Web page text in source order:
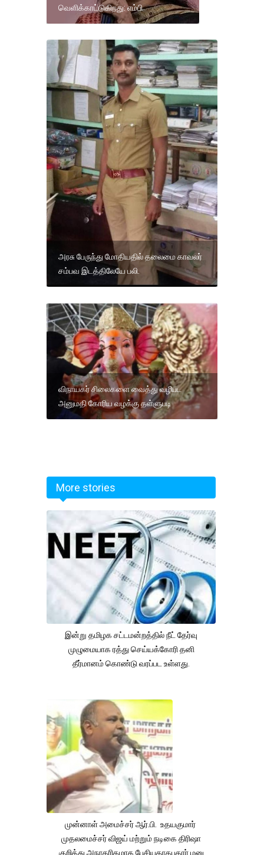
வெளிக்காட்டுகிறது: எம்பி
அரசு பேருந்து மோதியதில் தலைமை காவலர்
சம்பவ இடத்திலேயே பலி.
விநாயகர் சிலைகளை வைத்து வழிபட
அனுமதி கோரிய வழக்கு தள்ளுபடி
More stories
இன்று தமிழக சட்டமன்றத்தில் நீட் தேர்வு
முழுமையாக ரத்து செய்யக்கோரி தனி
தீர்மானம் கொண்டு வரப்பட உள்ளது.
முன்னாள் அமைச்சர் ஆர்.பி. உதயகுமார்
முதலமைச்சர் விஜய் மற்றும் நடிகை திரிஷா
குறித்து அநாகரிகமாக பேசியதாகபுகார் மனு